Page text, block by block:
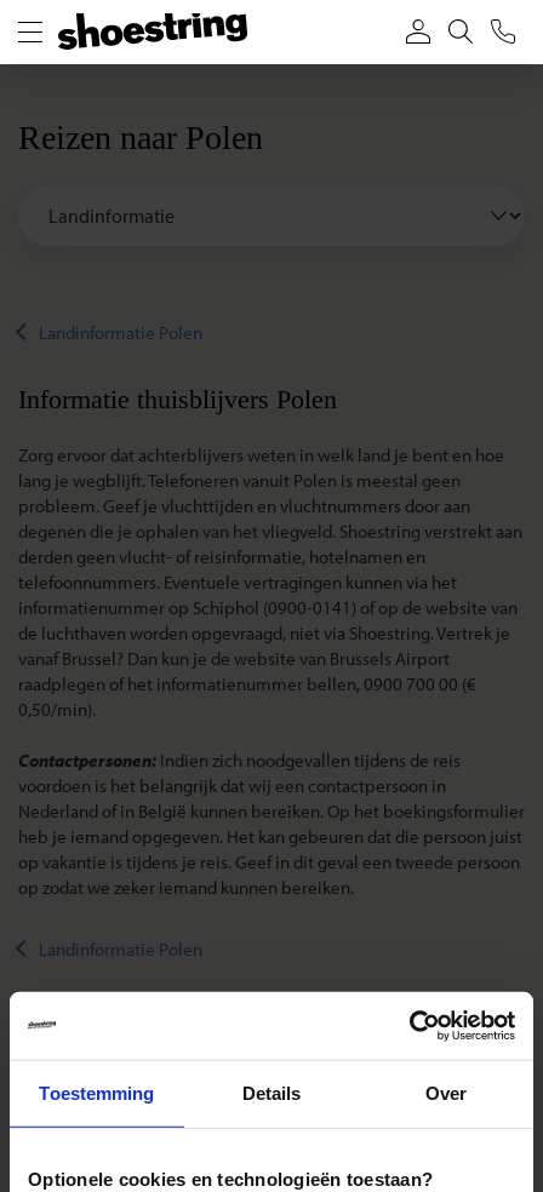
Toestemming Details Over
Optionele cookies en technologieën toestaan?
Reizen naar Polen
Landinformatie Polen
Informatie thuisblijvers Polen
Zorg ervoor dat achterblijvers weten in welk land je bent en hoe
lang je wegblijft. Telefoneren vanuit Polen is meestal geen
probleem. Geef je vluchttijden en vluchtnummers door aan
degenen die je ophalen van het vliegveld. Shoestring verstrekt aan
derden geen vlucht- of reisinformatie, hotelnamen en
telefoonnummers. Eventuele vertragingen kunnen via het
informatienummer op Schiphol (0900-0141) of op de website van
de luchthaven worden opgevraagd, niet via Shoestring. Vertrek je
vanaf Brussel? Dan kun je de website van Brussels Airport
raadplegen of het informatienummer bellen, 0900 700 00 (€
0,50/min).
Contactpersonen: Indien zich noodgevallen tijdens de reis
voordoen is het belangrijk dat wij een contactpersoon in
Nederland of in België kunnen bereiken. Op het boekingsformulier
heb je iemand opgegeven. Het kan gebeuren dat die persoon juist
op vakantie is tijdens je reis. Geef in dit geval een tweede persoon
op zodat we zeker iemand kunnen bereiken.
Landinformatie Polen
Reizen met Shoestring
De belangrijkste info op een rij
Bestemmingen